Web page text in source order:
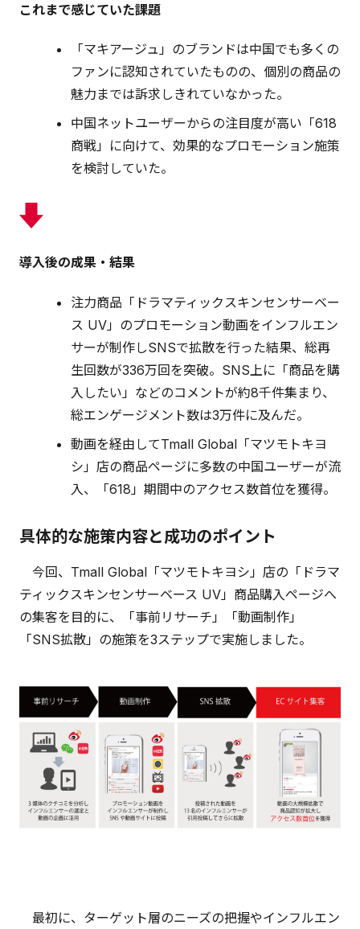
これまで感じていた課題
「マキアージュ」のブランドは中国でも多くの
ファンに認知されていたものの、個別の商品の
魅力までは訴求しきれていなかった。
中国ネットユーザーからの注目度が高い「618
商戦」に向けて、効果的なプロモーション施策
を検討していた。
導入後の成果・結果
注力商品「ドラマティックスキンセンサーベー
ス UV」のプロモーション動画をインフルエン
サーが制作しSNSで拡散を行った結果、総再
生回数が336万回を突破。SNS上に「商品を購
入したい」などのコメントが約8千件集まり、
総エンゲージメント数は3万件に及んだ。
動画を経由してTmall Global「マツモトキヨ
シ」店の商品ページに多数の中国ユーザーが流
入、「618」期間中のアクセス数首位を獲得。
具体的な施策内容と成功のポイント
今回、Tmall Global「マツモトキヨシ」店の「ドラマ
ティックスキンセンサーベース UV」商品購入ページへ
の集客を目的に、「事前リサーチ」「動画制作」
「SNS拡散」の施策を3ステップで実施しました。
最初に、ターゲット層のニーズの把握やインフルエン